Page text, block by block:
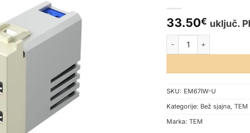
33.50€ uključ.
MODUL UTIČNICA
SKU: EM67IW-U
Kategorije: Bež sjajna, TEM
Marka: TEM